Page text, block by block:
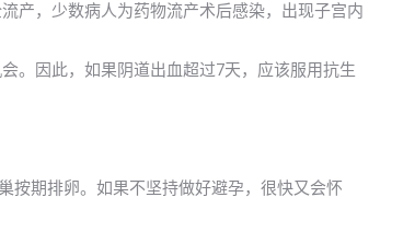
产，少数病人为药物流产术后感染，出现子宫内
。因此，如果阴道出血超过7天，应该服用抗生
按期排卵。如果不坚持做好避孕，很快又会怀